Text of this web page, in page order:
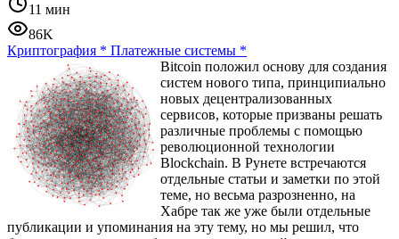
11 мин
86K
Криптография * Платежные системы *
Bitcoin положил основу для создания
систем нового типа, принципиально
новых децентрализованных
сервисов, которые призваны решать
различные проблемы с помощью
революционной технологии
Blockchain. В Рунете встречаются
отдельные статьи и заметки по этой
теме, но весьма разрозненно, на
Хабре так же уже были отдельные
публикации и упоминания на эту тему, но мы решил, что